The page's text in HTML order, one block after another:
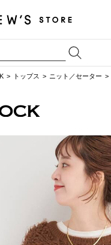
トップス ニット／セーター